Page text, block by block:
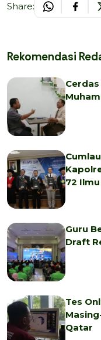
Share:
Rekomendasi
72
Guru
Draft
Tes
Qatar